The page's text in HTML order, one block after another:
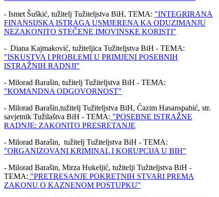
- Ismet Šuškić, tužitelj Tužiteljstva BiH, TEMA: "INTEGRIRANA
FINANSIJSKA ISTRAGA USMJERENA KA ODUZIMANJU
NEZAKONITO STEČENE IMOVINSKE KORISTI"
- Diana Kajmaković, tužiteljica Tužiteljstva BiH - TEMA:
"ISKUSTVA I PROBLEMI U PRIMJENI POSEBNIH
ISTRAŽNIH RADNJI"
- Milorad Barašin, tužitelj Tužiteljstva BiH - TEMA:
"KOMANDNA ODGOVORNOST"
- Milorad Barašin,tužitelj Tužiteljstva BiH, Ćazim Hasanspahić, str.
savjetnik Tužilaštva BiH - TEMA: "POSEBNE ISTRAŽNE
RADNJE: ZAKONITO PRESRETANJE
- Milorad Barašin, tužitelj Tužiteljstva BiH - TEMA:
"ORGANIZOVANI KRIMINAL I KORUPCIJA U BIH"
- Milorad Barašin, Mirza Hukeljić, tužitelji Tužiteljstva BiH -
TEMA: "PRETRESANJE POKRETNIH STVARI PREMA
ZAKONU O KAZNENOM POSTUPKU"